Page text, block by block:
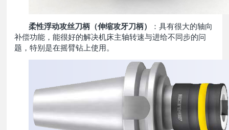
柔性浮动攻丝刀柄（伸缩攻牙刀柄）
：具有很大的轴向
补偿功能，能很好的解决机床主轴转速与进给不同步的问
题，特别是在摇臂钻上使用。